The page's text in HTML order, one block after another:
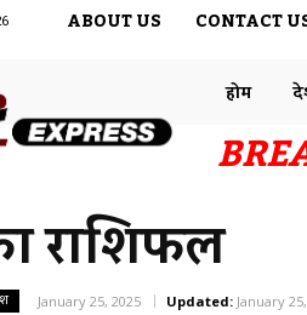
ABOUT US CONTACT
होम
राशिफल
January 25, 2025 Updated: January